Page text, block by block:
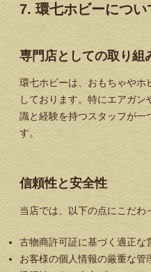
7. 環七ホビーについ
専門店としての取り組
環七ホビーは、おもちゃやホ
しております。特にエアガ
識と経験を持つスタッフが一
す。
信頼性と安全性
当店では、以下の点にこだわ
古物商許可証に基づく適正な
お客様の個人情報の厳重な管